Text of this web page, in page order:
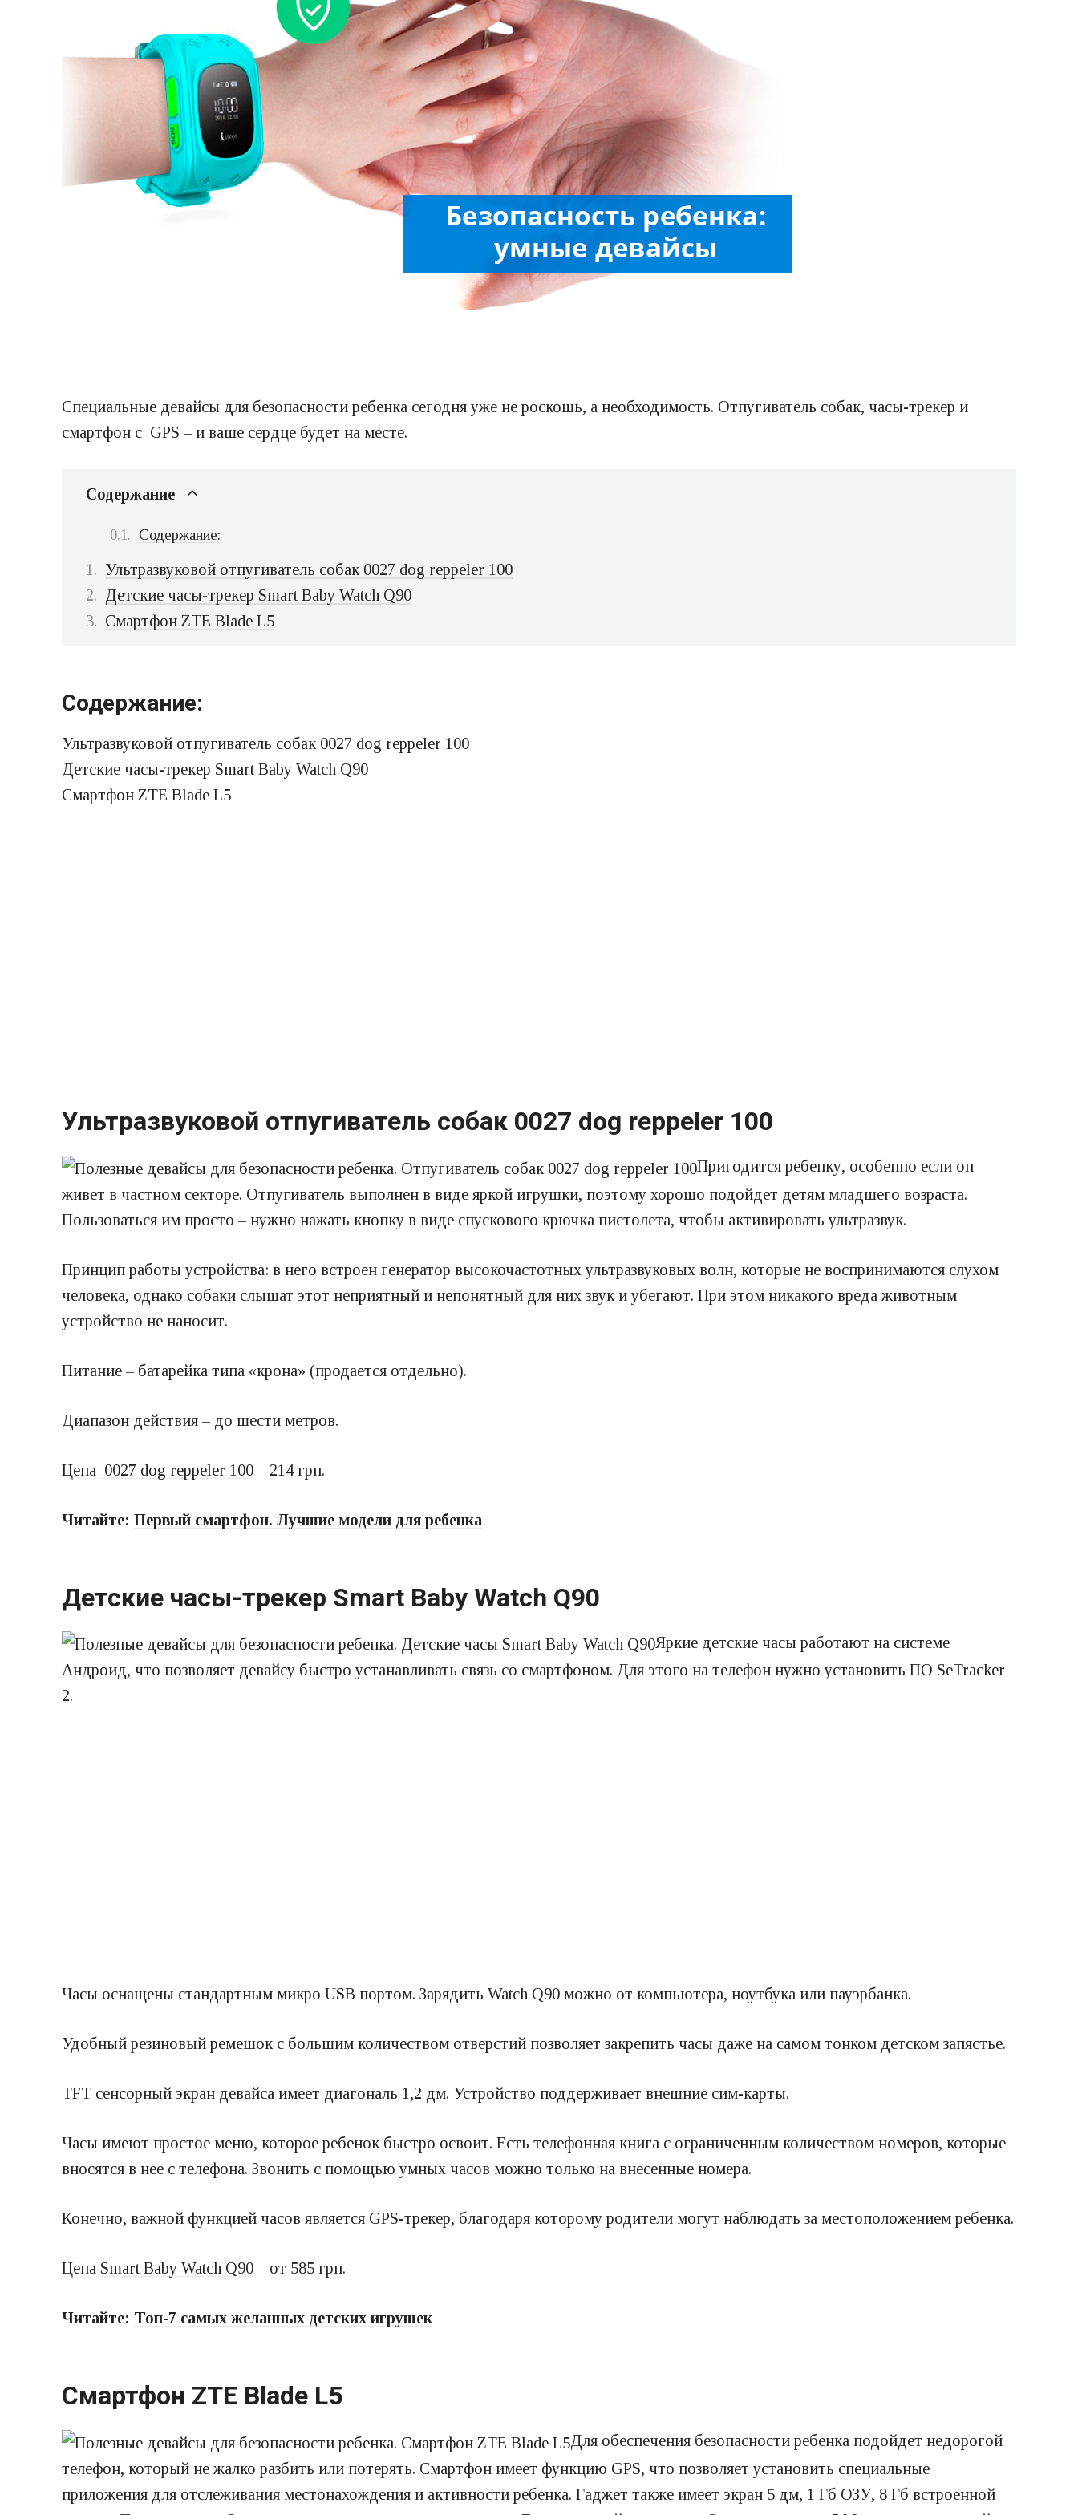
Специальные девайсы для безопасности ребенка сегодня уже не роскошь, а необходимость. Отпугиватель собак, часы-трекер и
смартфон с GPS – и ваше сердце будет на месте.
Содержание
Содержание:
Ультразвуковой отпугиватель собак 0027 dog reppeler 100
Детские часы-трекер Smart Baby Watch Q90
Смартфон ZTE Blade L5
Содержание:
Ультразвуковой отпугиватель собак 0027 dog reppeler 100
Детские часы-трекер Smart Baby Watch Q90
Смартфон ZTE Blade L5
Ультразвуковой отпугиватель собак 0027 dog reppeler 100
Пригодится ребенку, особенно если он
живет в частном секторе. Отпугиватель выполнен в виде яркой игрушки, поэтому хорошо подойдет детям младшего возраста.
Пользоваться им просто – нужно нажать кнопку в виде спускового крючка пистолета, чтобы активировать ультразвук.
Принцип работы устройства: в него встроен генератор высокочастотных ультразвуковых волн, которые не воспринимаются слухом
человека, однако собаки слышат этот неприятный и непонятный для них звук и убегают. При этом никакого вреда животным
устройство не наносит.
Питание – батарейка типа «крона» (продается отдельно).
Диапазон действия – до шести метров.
Цена 0027 dog reppeler 100 – 214 грн.
Читайте: Первый смартфон. Лучшие модели для ребенка
Детские часы-трекер Smart Baby Watch Q90
Яркие детские часы работают на системе
Андроид, что позволяет девайсу быстро устанавливать связь со смартфоном. Для этого на телефон нужно установить ПО SeTracker
2.
Часы оснащены стандартным микро USB портом. Зарядить Watch Q90 можно от компьютера, ноутбука или пауэрбанка.
Удобный резиновый ремешок с большим количеством отверстий позволяет закрепить часы даже на самом тонком детском запястье.
TFT сенсорный экран девайса имеет диагональ 1,2 дм. Устройство поддерживает внешние сим-карты.
Часы имеют простое меню, которое ребенок быстро освоит. Есть телефонная книга с ограниченным количеством номеров, которые
вносятся в нее с телефона. Звонить с помощью умных часов можно только на внесенные номера.
Конечно, важной функцией часов является GPS-трекер, благодаря которому родители могут наблюдать за местоположением ребенка.
Цена Smart Baby Watch Q90 – от 585 грн.
Читайте: Топ-7 самых желанных детских игрушек
Смартфон ZTE Blade L5
Для обеспечения безопасности ребенка подойдет недорогой
телефон, который не жалко разбить или потерять. Смартфон имеет функцию GPS, что позволяет установить специальные
приложения для отслеживания местонахождения и активности ребенка. Гаджет также имеет экран 5 дм, 1 Гб ОЗУ, 8 Гб встроенной